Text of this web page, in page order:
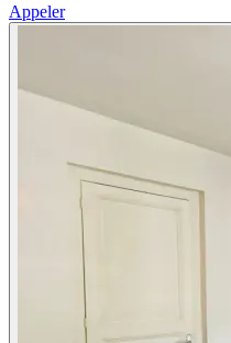
Appeler